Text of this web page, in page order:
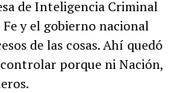
de Inteligencia Criminal
y el gobierno nacional
de las cosas. Ahí quedó
porque ni Nación,